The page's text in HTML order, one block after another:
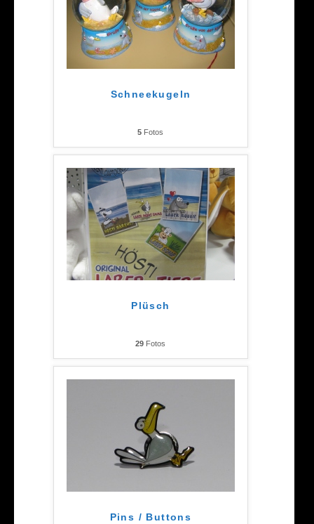
Schneekugeln
5 Fotos
Plüsch
29 Fotos
Pins / Buttons